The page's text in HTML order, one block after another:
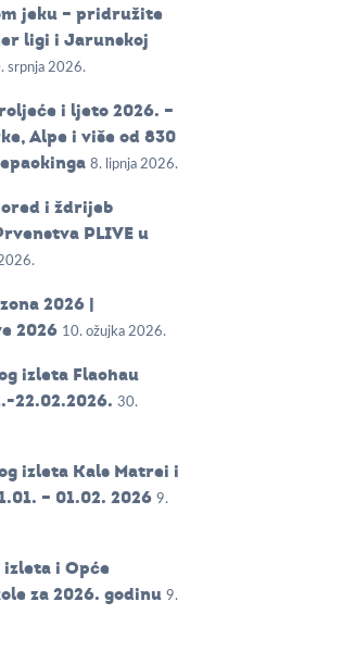
jeku – pridružite
ligi i Jarunskoj
srpnja 2026.
i ljeto 2026. –
Alpe i više od 830
8. lipnja 2026.
i ždrijeb
PLIVE u
2026 |
2026 10. ožujka 2026.
izleta Flachau
22.02.2026. 30.
izleta Kals Matrei i
– 01.02. 2026 9.
i Opće
za 2026. godinu 9.